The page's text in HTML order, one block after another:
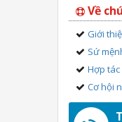
Về
Giới
Sứ
Hợp
Cơ hội